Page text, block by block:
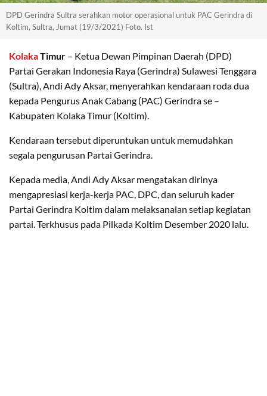
DPD Gerindra Sultra serahkan motor operasional untuk PAC Gerindra di
Koltim, Sultra, Jumat (19/3/2021) Foto. Ist
KolakaTimur – Ketua Dewan Pimpinan Daerah (DPD)
Partai Gerakan Indonesia Raya (Gerindra) Sulawesi Tenggara
(Sultra), Andi Ady Aksar, menyerahkan kendaraan roda dua
kepada Pengurus Anak Cabang (PAC) Gerindra se –
Kabupaten Kolaka Timur (Koltim).
Kendaraan tersebut diperuntukan untuk memudahkan
segala pengurusan Partai Gerindra.
Kepada media, Andi Ady Aksar mengatakan dirinya
mengapresiasi kerja-kerja PAC, DPC, dan seluruh kader
Partai Gerindra Koltim dalam melaksanalan setiap kegiatan
partai. Terkhusus pada Pilkada Koltim Desember 2020 lalu.